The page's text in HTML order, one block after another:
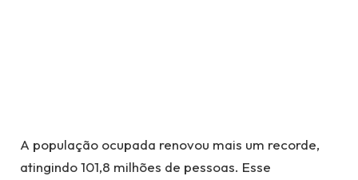
A população ocupada renovou mais um recorde,
atingindo 101,8 milhões de pessoas. Esse